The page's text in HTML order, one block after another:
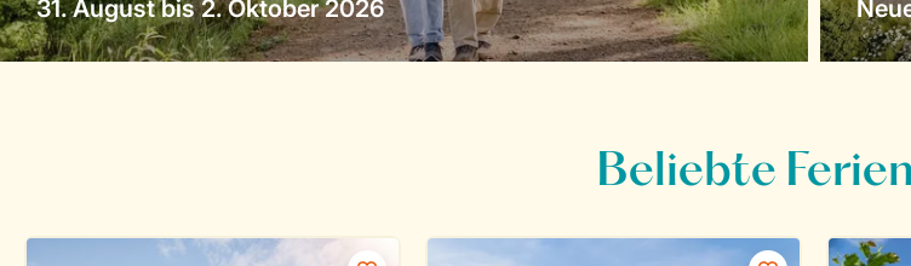
31. August bis 2. Oktober 2026